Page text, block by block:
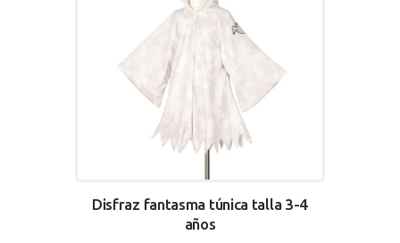
Disfraz fantasma túnica talla 3-4
años